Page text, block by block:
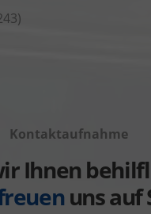
Kontaktaufnahme
Ihnen
uns auf